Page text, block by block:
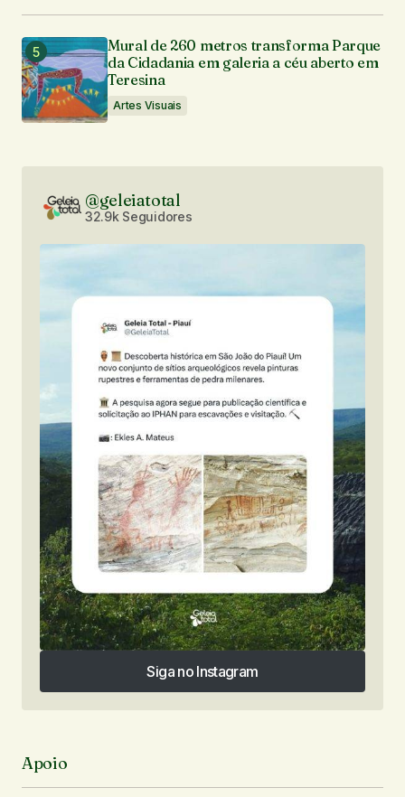
Mural de 260 metros transforma Parque
da Cidadania em galeria a céu aberto em
Teresina
Artes Visuais
@geleiatotal
32.9k Seguidores
Siga no Instagram
Siga no Instagram
Apoio